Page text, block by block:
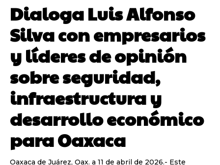
Dialoga Luis Alfonso
Silva con empresarios
y líderes de opinión
sobre seguridad,
infraestructura y
desarrollo económico
para Oaxaca
Oaxaca de Juárez, Oax. a 11 de abril de 2026.- Este